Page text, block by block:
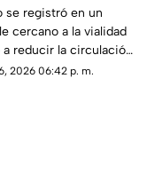
provoca
sobre la
57
se registró en un
cercano a la vialidad
a reducir la circulación
continúan las
2026 06:42 p. m.